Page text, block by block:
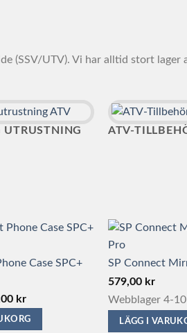
(SSV/UTV). Vi har alltid stort lager
UTRUSTNING
ATV-
Case SPC+
kr
SP Connect
579,00 kr
Webblager 4-
LÄGG I